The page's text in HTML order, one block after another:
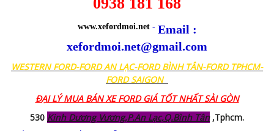
www.xefordmoi.net- Email :
xefordmoi.net@gmail.com
WESTERN FORD-FORD AN LẠC-FORD BÌNH TÂN-FORD TPHCM-
FORD SAIGON
ĐẠI LÝ MUA BÁN XE FORD GIÁ TỐT NHẤT SÀI GÒN
530 Kinh Dương Vương,P.An Lạc,Q.Bình Tân,Tphcm.